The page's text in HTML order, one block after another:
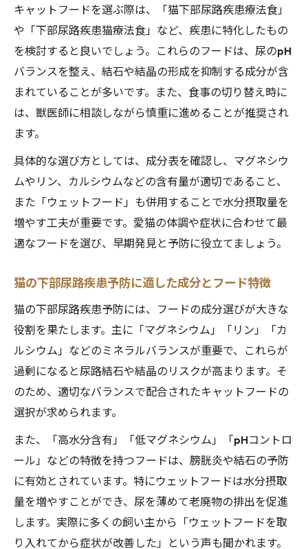
キャットフードを選ぶ際は、「猫下部尿路疾患療法食」
や「下部尿路疾患猫療法食」など、疾患に特化したもの
を検討すると良いでしょう。これらのフードは、尿のpH
バランスを整え、結石や結晶の形成を抑制する成分が含
まれていることが多いです。また、食事の切り替え時に
は、獣医師に相談しながら慎重に進めることが推奨され
ます。
具体的な選び方としては、成分表を確認し、マグネシウ
ムやリン、カルシウムなどの含有量が適切であること、
また「ウェットフード」も併用することで水分摂取量を
増やす工夫が重要です。愛猫の体調や症状に合わせて最
適なフードを選び、早期発見と予防に役立てましょう。
猫の下部尿路疾患予防に適した成分とフード特徴
猫の下部尿路疾患予防には、フードの成分選びが大きな
役割を果たします。主に「マグネシウム」「リン」「カ
ルシウム」などのミネラルバランスが重要で、これらが
過剰になると尿路結石や結晶のリスクが高まります。そ
のため、適切なバランスで配合されたキャットフードの
選択が求められます。
また、「高水分含有」「低マグネシウム」「pHコントロ
ール」などの特徴を持つフードは、膀胱炎や結石の予防
に有効とされています。特にウェットフードは水分摂取
量を増やすことができ、尿を薄めて老廃物の排出を促進
します。実際に多くの飼い主から「ウェットフードを取
り入れてから症状が改善した」という声も聞かれます。